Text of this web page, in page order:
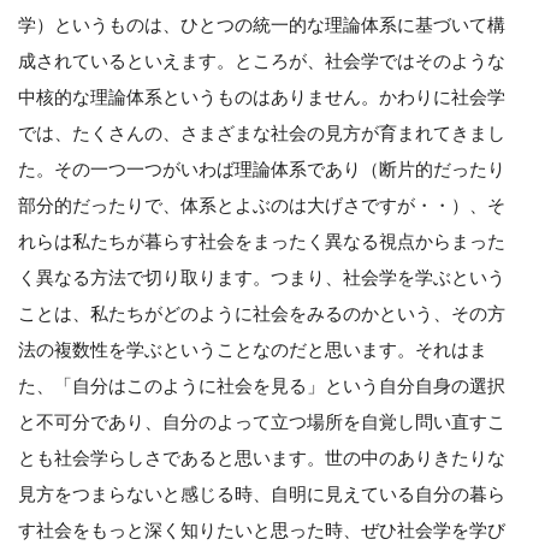
学）というものは、ひとつの統一的な理論体系に基づいて構
成されているといえます。ところが、社会学ではそのような
中核的な理論体系というものはありません。かわりに社会学
では、たくさんの、さまざまな社会の見方が育まれてきまし
た。その一つ一つがいわば理論体系であり（断片的だったり
部分的だったりで、体系とよぶのは大げさですが・・）、そ
れらは私たちが暮らす社会をまったく異なる視点からまった
く異なる方法で切り取ります。つまり、社会学を学ぶという
ことは、私たちがどのように社会をみるのかという、その方
法の複数性を学ぶということなのだと思います。それはま
た、「自分はこのように社会を見る」という自分自身の選択
と不可分であり、自分のよって立つ場所を自覚し問い直すこ
とも社会学らしさであると思います。世の中のありきたりな
見方をつまらないと感じる時、自明に見えている自分の暮ら
す社会をもっと深く知りたいと思った時、ぜひ社会学を学び